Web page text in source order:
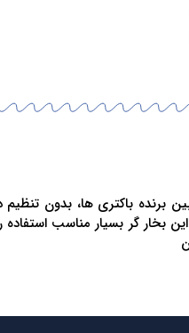
گر بسیار مناسب استفاده